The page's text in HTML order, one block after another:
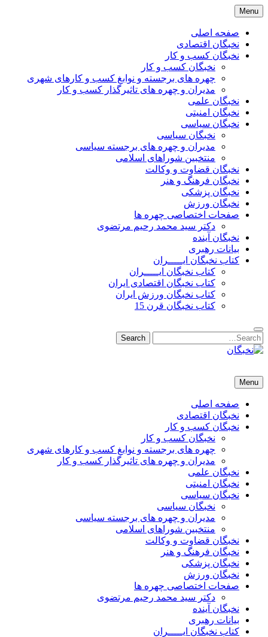
Skip
to
content
Menu
صفحه اصلی
نخبگان اقتصادی
نخبگان کسب و کار
نخبگان کسب و کار
چهره های برجسته و نوابغ کسب و کارهای شهری
مدیران و چهره های تاثیرگذار کسب و کار
نخبگان علمی
نخبگان امنیتی
نخبگان سیاسی
نخبگان سیاسی
مدیران و چهره های برجسته سیاسی
منتخبین شوراهای اسلامی
نخبگان قضاوت و وکالت
نخبگان فرهنگ و هنر
نخبگان پزشکی
نخبگان ورزش
صفحات اختصاصی چهره ها
دکتر سید محمد رحیم مرتضوی
نخبگان آینده
بیانات رهبری
کتاب نخبگان ایـــــران
کتاب نخبگان ایـــــران
کتاب نخبگان اقتصادی ایران
کتاب نخبگان ورزش ایران
کتاب نخبگان قرن 15
Search
for:
Search
نخبگان تایمز/ کتاب نخبگان + پورتال رسمی کتاب نخبگان ایران –
ورزش ایران – کتاب نخبگان کسب و کار ایران – کتاب نخبگان ایران
Menu
صفحه اصلی
نخبگان اقتصادی
نخبگان کسب و کار
نخبگان کسب و کار
چهره های برجسته و نوابغ کسب و کارهای شهری
مدیران و چهره های تاثیرگذار کسب و کار
نخبگان علمی
نخبگان امنیتی
نخبگان سیاسی
نخبگان سیاسی
مدیران و چهره های برجسته سیاسی
منتخبین شوراهای اسلامی
نخبگان قضاوت و وکالت
نخبگان فرهنگ و هنر
نخبگان پزشکی
نخبگان ورزش
صفحات اختصاصی چهره ها
دکتر سید محمد رحیم مرتضوی
نخبگان آینده
بیانات رهبری
کتاب نخبگان ایـــــران